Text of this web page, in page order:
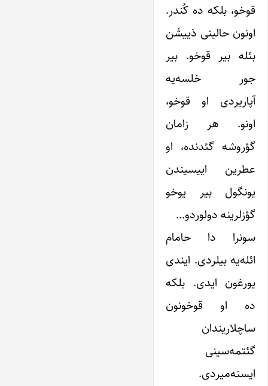
قوخو، بلکه ده کُندر.
اونون حالینی دَییشَن
بئله بیر قوخو. بیر
جور خلسه‌یه
آپاریردی او قوخو،
اونو. هر زامان
گؤروشه گئدنده، او
عطرین اییسیندن
یونگول بیر یوخو
گؤزلرینه دولوردو…
سونرا دا حامام
ائله‌یه بیلردی. ایندی
یورغون ایدی. بلکه
ده او قوخونون
ساچلاریندان
گئتمه‌سینی
ایسته‌میردی.